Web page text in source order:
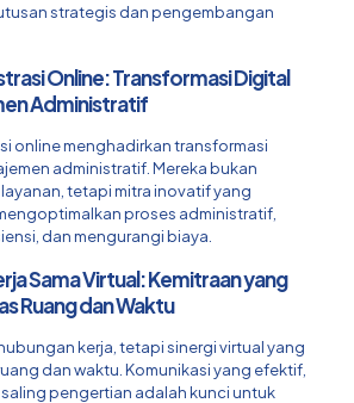
strategis dan pengembangan
Online: Transformasi Digital
Administratif
online menghadirkan transformasi
administratif. Mereka bukan
tetapi mitra inovatif yang
proses administratif,
dan mengurangi biaya.
Sama Virtual: Kemitraan yang
Ruang dan Waktu
kerja, tetapi sinergi virtual yang
dan waktu. Komunikasi yang efektif,
pengertian adalah kunci untuk